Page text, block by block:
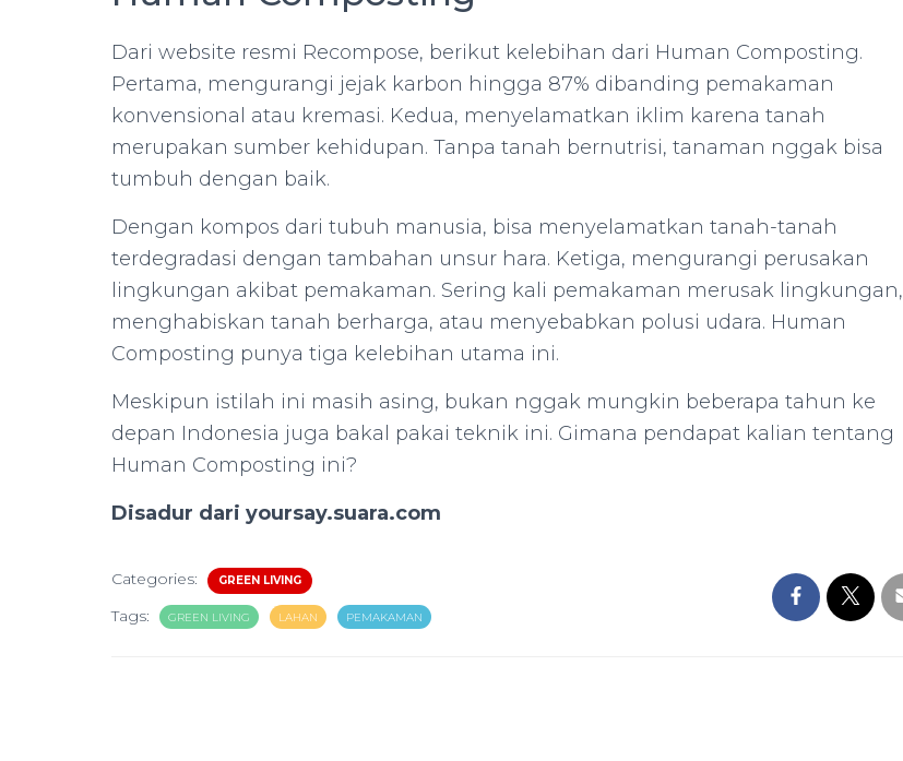
Dari website resmi Recompose, berikut kelebihan dari Human Composting.
Pertama, mengurangi jejak karbon hingga 87% dibanding pemakaman
konvensional atau kremasi. Kedua, menyelamatkan iklim karena tanah
merupakan sumber kehidupan. Tanpa tanah bernutrisi, tanaman nggak bisa
tumbuh dengan baik.
Dengan kompos dari tubuh manusia, bisa menyelamatkan tanah-tanah
terdegradasi dengan tambahan unsur hara. Ketiga, mengurangi perusakan
lingkungan akibat pemakaman. Sering kali pemakaman merusak lingkungan,
menghabiskan tanah berharga, atau menyebabkan polusi udara. Human
Composting punya tiga kelebihan utama ini.
Meskipun istilah ini masih asing, bukan nggak mungkin beberapa tahun ke
depan Indonesia juga bakal pakai teknik ini. Gimana pendapat kalian tentang
Human Composting ini?
Disadur dari yoursay.suara.com
Categories: GREEN LIVING
Tags: GREEN LIVING LAHAN PEMAKAMAN